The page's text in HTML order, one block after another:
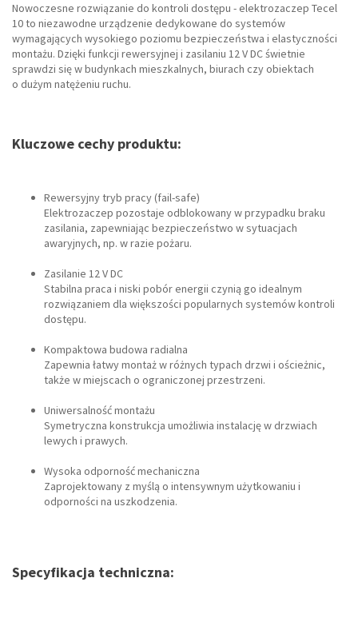
Nowoczesne rozwiązanie do kontroli dostępu - elektrozaczep Tecel
10 to niezawodne urządzenie dedykowane do systemów
wymagających wysokiego poziomu bezpieczeństwa i elastyczności
montażu. Dzięki funkcji rewersyjnej i zasilaniu 12 V DC świetnie
sprawdzi się w budynkach mieszkalnych, biurach czy obiektach
o dużym natężeniu ruchu.
Kluczowe cechy produktu:
Rewersyjny tryb pracy (fail-safe)
Elektrozaczep pozostaje odblokowany w przypadku braku
zasilania, zapewniając bezpieczeństwo w sytuacjach
awaryjnych, np. w razie pożaru.
Zasilanie 12 V DC
Stabilna praca i niski pobór energii czynią go idealnym
rozwiązaniem dla większości popularnych systemów kontroli
dostępu.
Kompaktowa budowa radialna
Zapewnia łatwy montaż w różnych typach drzwi i ościeżnic,
także w miejscach o ograniczonej przestrzeni.
Uniwersalność montażu
Symetryczna konstrukcja umożliwia instalację w drzwiach
lewych i prawych.
Wysoka odporność mechaniczna
Zaprojektowany z myślą o intensywnym użytkowaniu i
odporności na uszkodzenia.
Specyfikacja techniczna: